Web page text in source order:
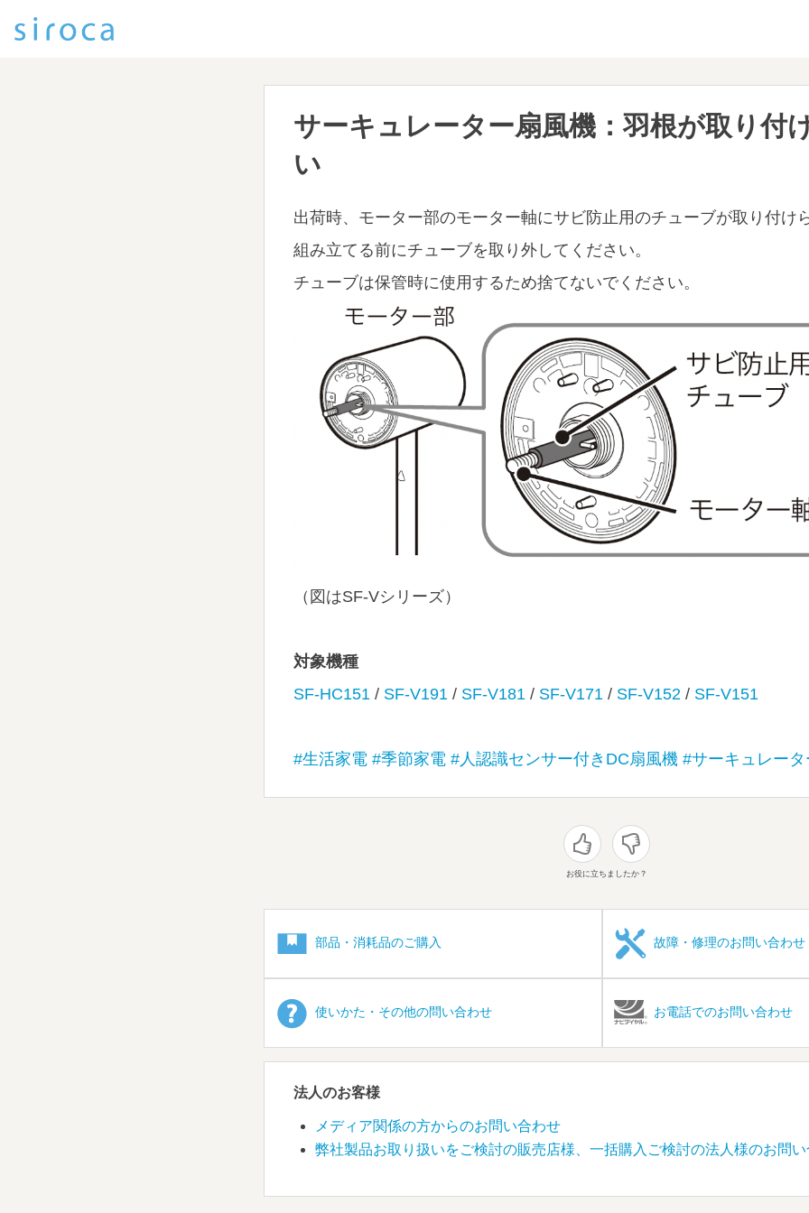
サーキュレーター扇風機：羽根が取り付
い
出荷時、モーター部のモーター軸にサビ防止用のチューブが取り付け
組み立てる前にチューブを取り外してください。
チューブは保管時に使用するため捨てないでください。
（図はSF-Vシリーズ）
対象機種
SF-HC151 / SF-V191 / SF-V181 / SF-V171 / SF-V152 / SF-V151
#生活家電 #季節家電 #人認識センサー付きDC扇風機 #サーキュレー
お役に立ちましたか？
部品・消耗品のご購入 故障・修理のお問い合わせ
使いかた・その他の問い合わせ お電話でのお問い合わせ
法人のお客様
メディア関係の方からのお問い合わせ
弊社製品お取り扱いをご検討の販売店様、一括購入ご検討の法人様のお問